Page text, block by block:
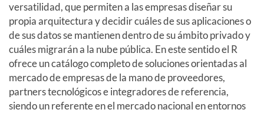
versatilidad, que permiten a las empresas diseñar su
propia arquitectura y decidir cuáles de sus aplicaciones o
de sus datos se mantienen dentro de su ámbito privado y
cuáles migrarán a la nube pública. En este sentido el R
ofrece un catálogo completo de soluciones orientadas al
mercado de empresas de la mano de proveedores,
partners tecnológicos e integradores de referencia,
siendo un referente en el mercado nacional en entornos